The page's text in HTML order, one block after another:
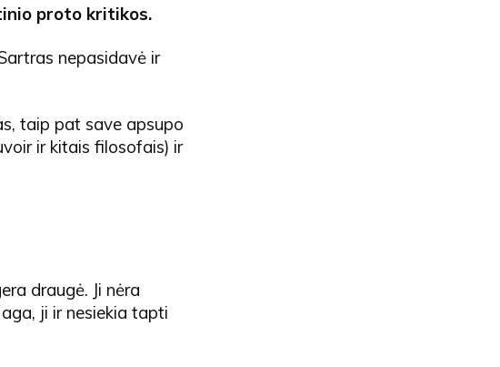
proto kritikos.
nepasidavė ir
taip pat save apsupo
ir kitais filosofais) ir
draugė. Ji nėra
ji ir nesiekia tapti